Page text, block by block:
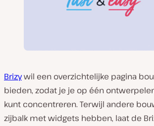
Brizywil een overzichtelijke pagina
bieden, zodat je je op één
kunt concentreren. Terwijl andere
zijbalk met widgets hebben, laat de